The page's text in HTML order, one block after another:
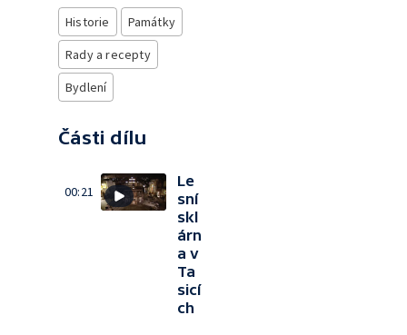
Historie
Památky
Rady a recepty
Bydlení
Části dílu
00:21
Le
sní
skl
árn
a v
Ta
sicí
ch